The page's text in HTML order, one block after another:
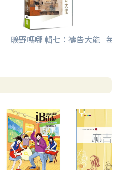
曠野嗎哪 輯七：禱告大能 每